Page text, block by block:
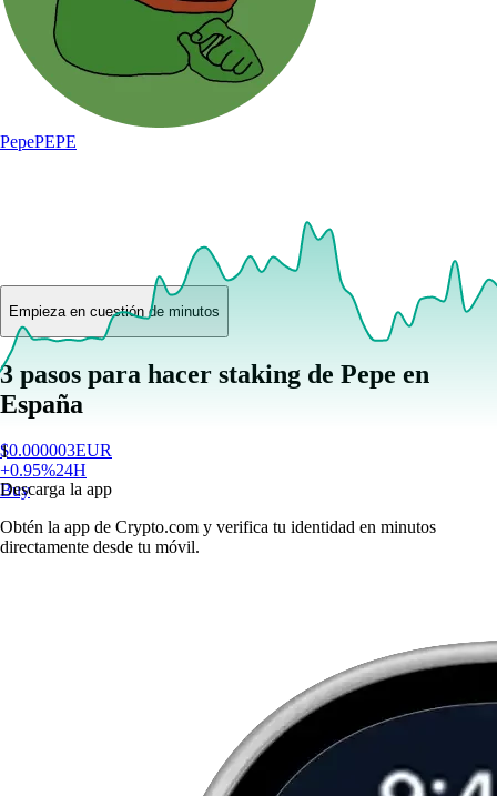
PepePEPE
$0.000003EUR
+0.95%24H
Buy
Empieza en cuestión de minutos
3 pasos para hacer staking de Pepe en
España
1
Descarga la app
Obtén la app de Crypto.com y verifica tu identidad en minutos
directamente desde tu móvil.